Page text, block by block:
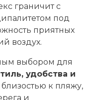
граничит с
под
приятных
воздух.
выбором для
удобства и
близостью к пляжу,
и